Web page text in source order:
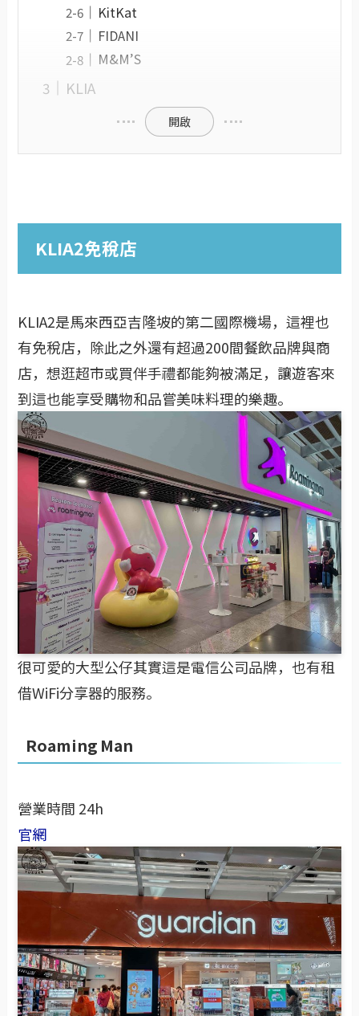
KitKat
FIDANI
M&M’S
KLIA
開啟
KLIA2免稅店
KLIA2是馬來西亞吉隆坡的第二國際機場，這裡也
有免稅店，除此之外還有超過200間餐飲品牌與商
店，想逛超市或買伴手禮都能夠被滿足，讓遊客來
到這也能享受購物和品嘗美味料理的樂趣。
很可愛的大型公仔其實這是電信公司品牌，也有租
借WiFi分享器的服務。
Roaming Man
營業時間 24h
官網